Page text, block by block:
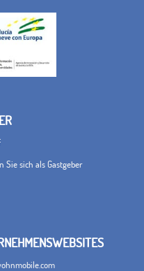
Sie sich als Gastgeber